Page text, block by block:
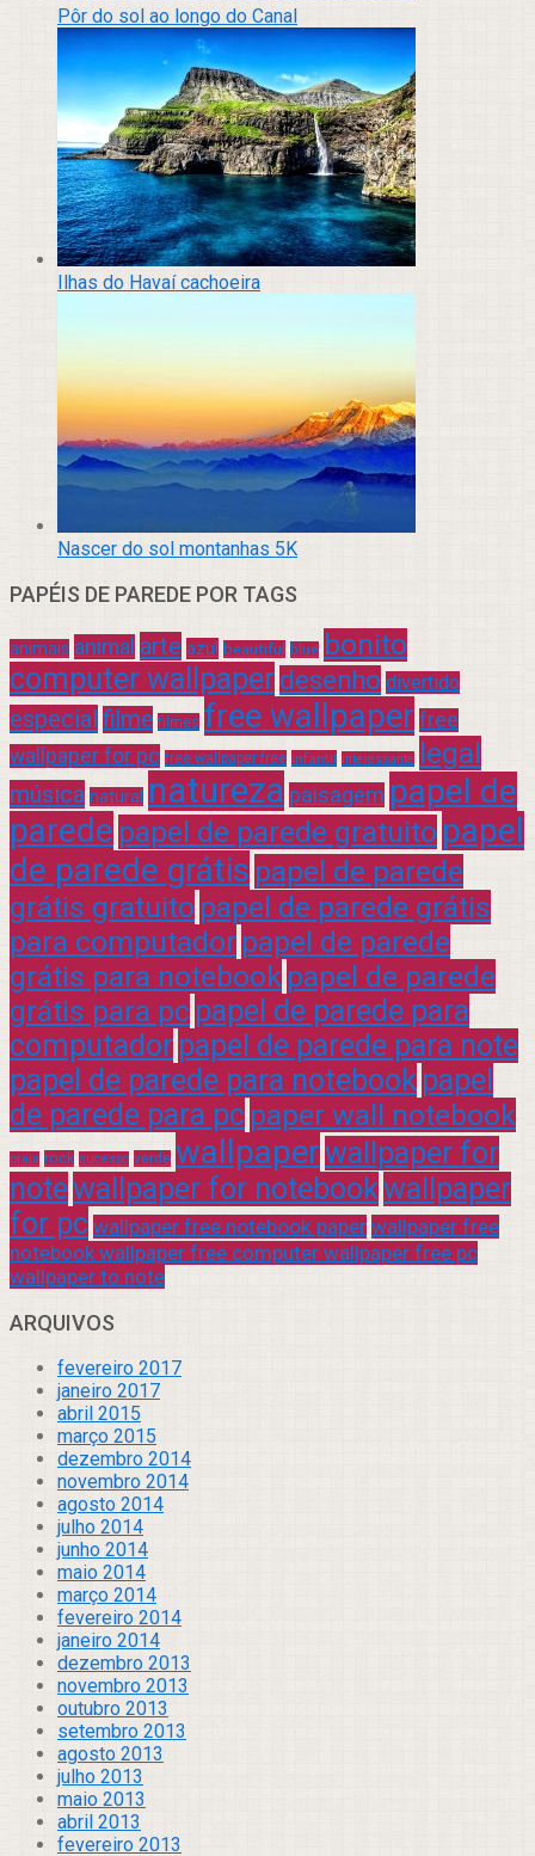
Pôr do sol ao longo do Canal
Ilhas do Havaí cachoeira
Nascer do sol montanhas 5K
PAPÉIS DE PAREDE POR TAGS
animais animal arte azul beautiful blue bonito
computer wallpaper desenho divertido
especial filme filmes free wallpaper free
wallpaper for pc free wallpaper free infantil interessante legal
música natural natureza paisagem papel de
parede papel de parede gratuito papel
de parede grátis papel de parede
grátis gratuito papel de parede grátis
para computador papel de parede
grátis para notebook papel de parede
grátis para pc papel de parede para
computador papel de parede para note
papel de parede para notebook papel
de parede para pc paper wall notebook
praia rock sucesso verde wallpaperwallpaper for
notewallpaper for notebookwallpaper
for pc wallpaper free notebook paper wallpaper free
notebook wallpaper free computer wallpaper free pc
wallpaper to note
ARQUIVOS
fevereiro 2017
janeiro 2017
abril 2015
março 2015
dezembro 2014
novembro 2014
agosto 2014
julho 2014
junho 2014
maio 2014
março 2014
fevereiro 2014
janeiro 2014
dezembro 2013
novembro 2013
outubro 2013
setembro 2013
agosto 2013
julho 2013
maio 2013
abril 2013
fevereiro 2013